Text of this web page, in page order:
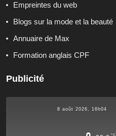
Empreintes du web
Blogs sur la mode et la beauté
Annuaire de Max
Formation anglais CPF
Publicité
8 août 2026, 16h04
°C